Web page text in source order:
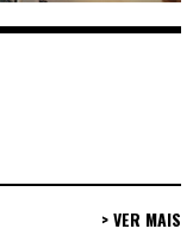
> VER MAIS